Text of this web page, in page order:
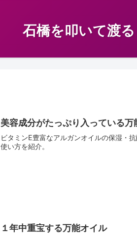
石橋を叩いて渡る
美容成分がたっぷり入っている万
ビタミンE豊富なアルガンオイルの保湿・
使い方を紹介。
１年中重宝する万能オイル